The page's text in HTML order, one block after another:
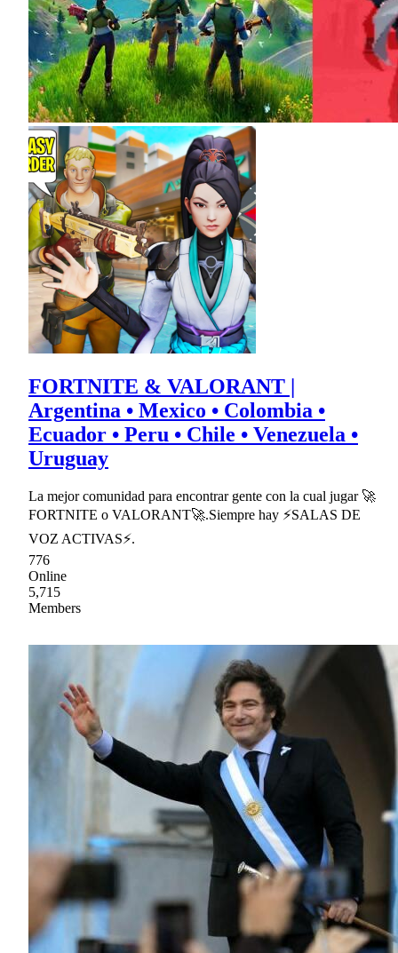
FORTNITE & VALORANT |
Argentina • Mexico • Colombia •
Ecuador • Peru • Chile • Venezuela •
Uruguay
La mejor comunidad para encontrar gente con la cual jugar 🚀
FORTNITE o VALORANT🚀.Siempre hay ⚡SALAS DE
VOZ ACTIVAS⚡.
776
Online
5,715
Members